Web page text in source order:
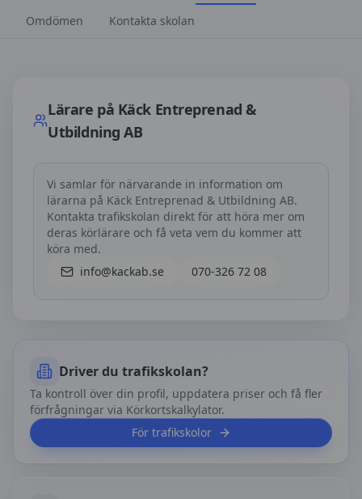
Omdömen Kontakta skolan
Lärare på Käck Entreprenad &
Utbildning AB
Vi samlar för närvarande in information om
lärarna på Käck Entreprenad & Utbildning AB.
Kontakta trafikskolan direkt för att höra mer om
deras körlärare och få veta vem du kommer att
köra med.
info@kackab.se
070-326 72 08
Driver du trafikskolan?
Ta kontroll över din profil, uppdatera priser och få fler
förfrågningar via Körkortskalkylator.
För trafikskolor